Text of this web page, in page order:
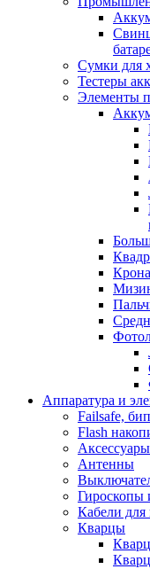
Сумки для
Тестеры
Элементы
Аппаратура и
Failsafe,
Flash
Антенны
Гироскопы
Кабели для
Кварцы